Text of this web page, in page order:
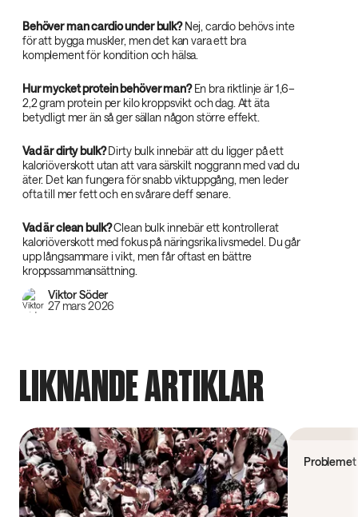
Behöver man cardio under bulk?Nej, cardio behövs inte
för att bygga muskler, men det kan vara ett bra
komplement för kondition och hälsa.
Hur mycket protein behöver man?En bra riktlinje är 1,6–
2,2 gram protein per kilo kroppsvikt och dag. Att äta
betydligt mer än så ger sällan någon större effekt.
Vad är dirty bulk?Dirty bulk innebär att du ligger på ett
kaloriöverskott utan att vara särskilt noggrann med vad du
äter. Det kan fungera för snabb viktuppgång, men leder
ofta till mer fett och en svårare deff senare.
Vad är clean bulk?Clean bulk innebär ett kontrollerat
kaloriöverskott med fokus på näringsrika livsmedel. Du går
upp långsammare i vikt, men får oftast en bättre
kroppssammansättning.
Viktor Söder
27 mars 2026
LIKNANDE ARTIKLAR